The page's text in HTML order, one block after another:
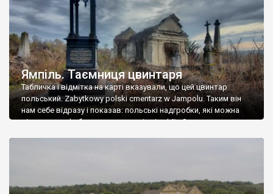
Ямпіль. Таємниця цвинтаря
Табличка і відмітка на карті вказували, що цей цвинтар
польський. Zabytkowy polski cmentarz w Jampolu. Таким він
нам себе відразу і показав: польські надгробки, які можна
віднести до фабричних, польські епітафії… Загалом цвинтар